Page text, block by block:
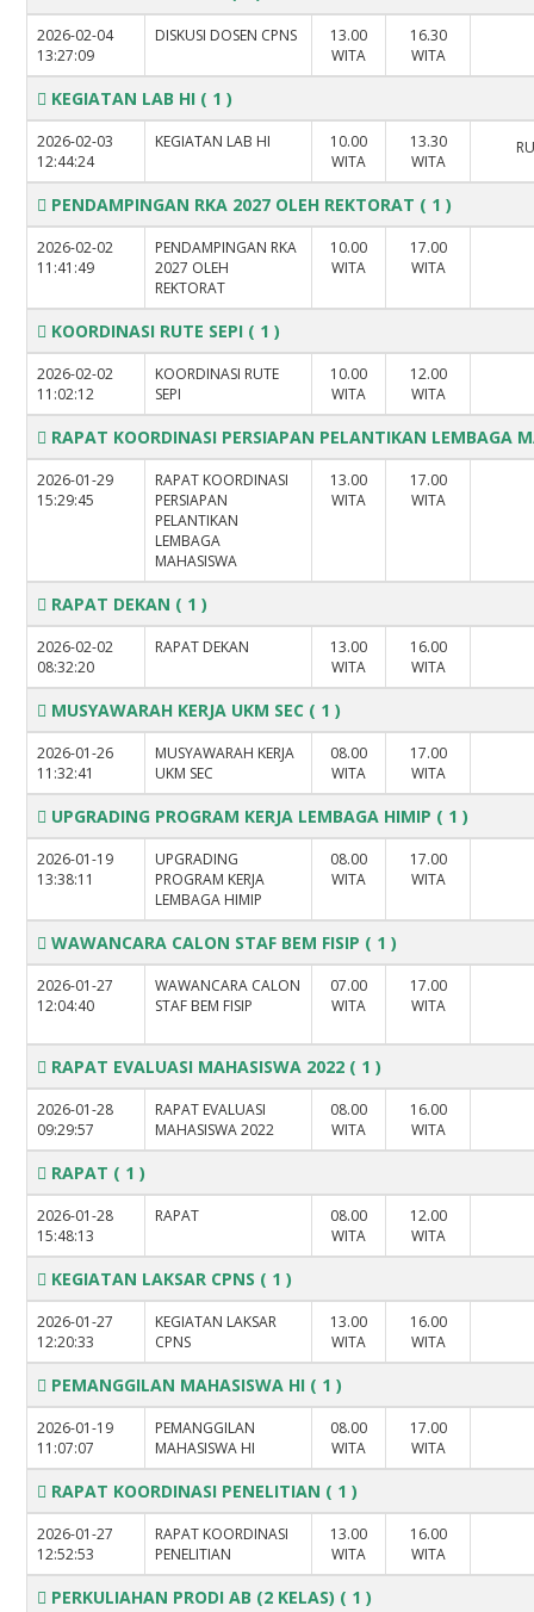
2026-02-04
13:27:09
DISKUSI DOSEN CPNS
13.00
WITA
16.30
WITA
KEGIATAN LAB HI ( 1 )
2026-02-03
12:44:24
KEGIATAN LAB HI
10.00
WITA
13.30
WITA
PENDAMPINGAN RKA 2027 OLEH REKTORAT ( 1 )
2026-02-02
11:41:49
PENDAMPINGAN RKA
2027 OLEH
REKTORAT
10.00
WITA
17.00
WITA
KOORDINASI RUTE SEPI ( 1 )
2026-02-02
11:02:12
KOORDINASI RUTE
SEPI
10.00
WITA
12.00
WITA
RAPAT KOORDINASI PERSIAPAN PELANTIKAN LEMBAGA
2026-01-29
15:29:45
RAPAT KOORDINASI
PERSIAPAN
PELANTIKAN
LEMBAGA
MAHASISWA
13.00
WITA
17.00
WITA
RAPAT DEKAN ( 1 )
2026-02-02
08:32:20
RAPAT DEKAN
13.00
WITA
16.00
WITA
MUSYAWARAH KERJA UKM SEC ( 1 )
2026-01-26
11:32:41
MUSYAWARAH KERJA
UKM SEC
08.00
WITA
17.00
WITA
UPGRADING PROGRAM KERJA LEMBAGA HIMIP ( 1 )
2026-01-19
13:38:11
UPGRADING
PROGRAM KERJA
LEMBAGA HIMIP
08.00
WITA
17.00
WITA
WAWANCARA CALON STAF BEM FISIP ( 1 )
2026-01-27
12:04:40
WAWANCARA CALON
STAF BEM FISIP
07.00
WITA
17.00
WITA
RAPAT EVALUASI MAHASISWA 2022 ( 1 )
2026-01-28
09:29:57
RAPAT EVALUASI
MAHASISWA 2022
08.00
WITA
16.00
WITA
RAPAT ( 1 )
2026-01-28
15:48:13
RAPAT
08.00
WITA
12.00
WITA
KEGIATAN LAKSAR CPNS ( 1 )
2026-01-27
12:20:33
KEGIATAN LAKSAR
CPNS
13.00
WITA
16.00
WITA
PEMANGGILAN MAHASISWA HI ( 1 )
2026-01-19
11:07:07
PEMANGGILAN
MAHASISWA HI
08.00
WITA
17.00
WITA
RAPAT KOORDINASI PENELITIAN ( 1 )
2026-01-27
12:52:53
RAPAT KOORDINASI
PENELITIAN
13.00
WITA
16.00
WITA
PERKULIAHAN PRODI AB (2 KELAS) ( 1 )